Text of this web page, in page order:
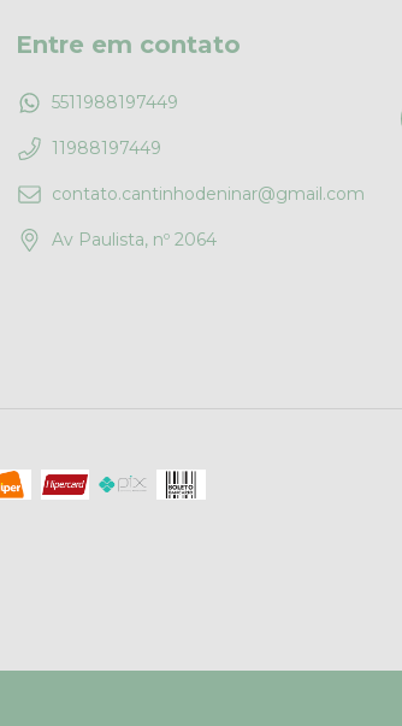
Entre em contato
5511988197449
11988197449
contato.cantinhodeninar@gmail.com
Av Paulista, nº 2064